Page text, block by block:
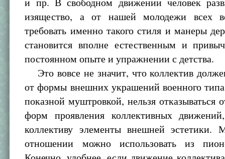
изящество, а от нашей молодежи всех
требовать именно такого стиля и манеры
становится вполне естественным и
постоянном опыте и упражнении с детства.
Это вовсе не значит, что коллектив
от формы внешних украшений военного
показной муштровкой, нельзя отказываться
форм проявления коллективных
коллективу элементы внешней эстетики.
отношении можно использовать из